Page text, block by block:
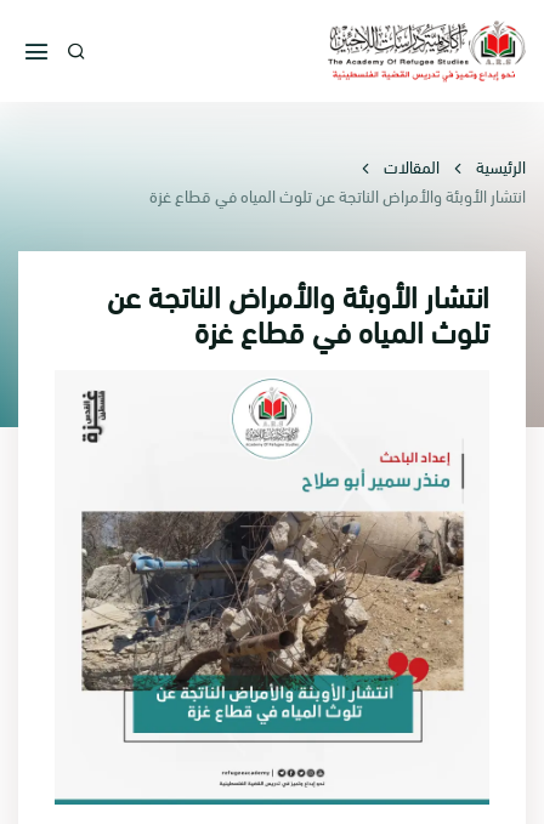
الرئيسية
المقالات
انتشار الأوبئة والأمراض الناتجة عن تلوث المياه في قطاع غزة
انتشار الأوبئة والأمراض الناتجة عن
تلوث المياه في قطاع غزة